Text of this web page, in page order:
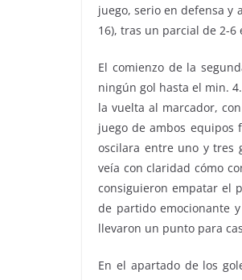
juego, serio en defensa y
16), tras un parcial de 2-
El comienzo de la
ningún gol hasta el min.
la vuelta al marcador,
juego de ambos
oscilara entre uno y tres
veía con claridad cómo
consiguieron empatar el
de partido emocionante
llevaron un punto para
En el apartado de los